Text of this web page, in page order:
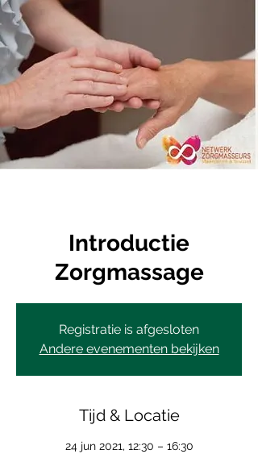
Introductie
Zorgmassage
Registratie is afgesloten
Andere evenementen bekijken
Tijd & Locatie
24 jun 2021, 12:30 – 16:30